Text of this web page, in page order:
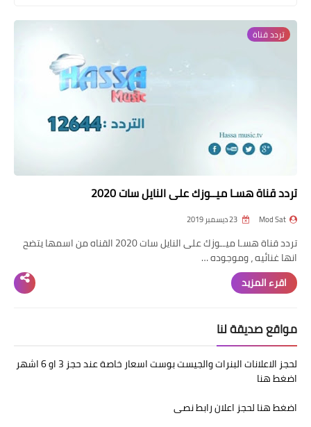
nilesat
iptv
ترددات النايل سات
تردد قناة
تردد قناة هسـا ميــوزك على النايل سات 2020
Mod Sat
تردد قناة هسـا ميــوزك على النايل سات 2020 القناه من اسمها يتضح
انها غنائيه ، وموجوده …
اقرء المزيد
مواقع صديقة لنا
لحجز الاعلانات البنرات والجيست بوست اسعار خاصة عند حجز 3 او 6 اشهر
اضغط هنا
اضغط هنا لحجز اعلان رابط نصى